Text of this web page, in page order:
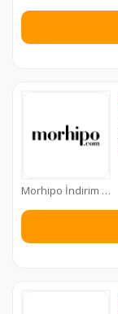
Morhipo İndirim Kodu